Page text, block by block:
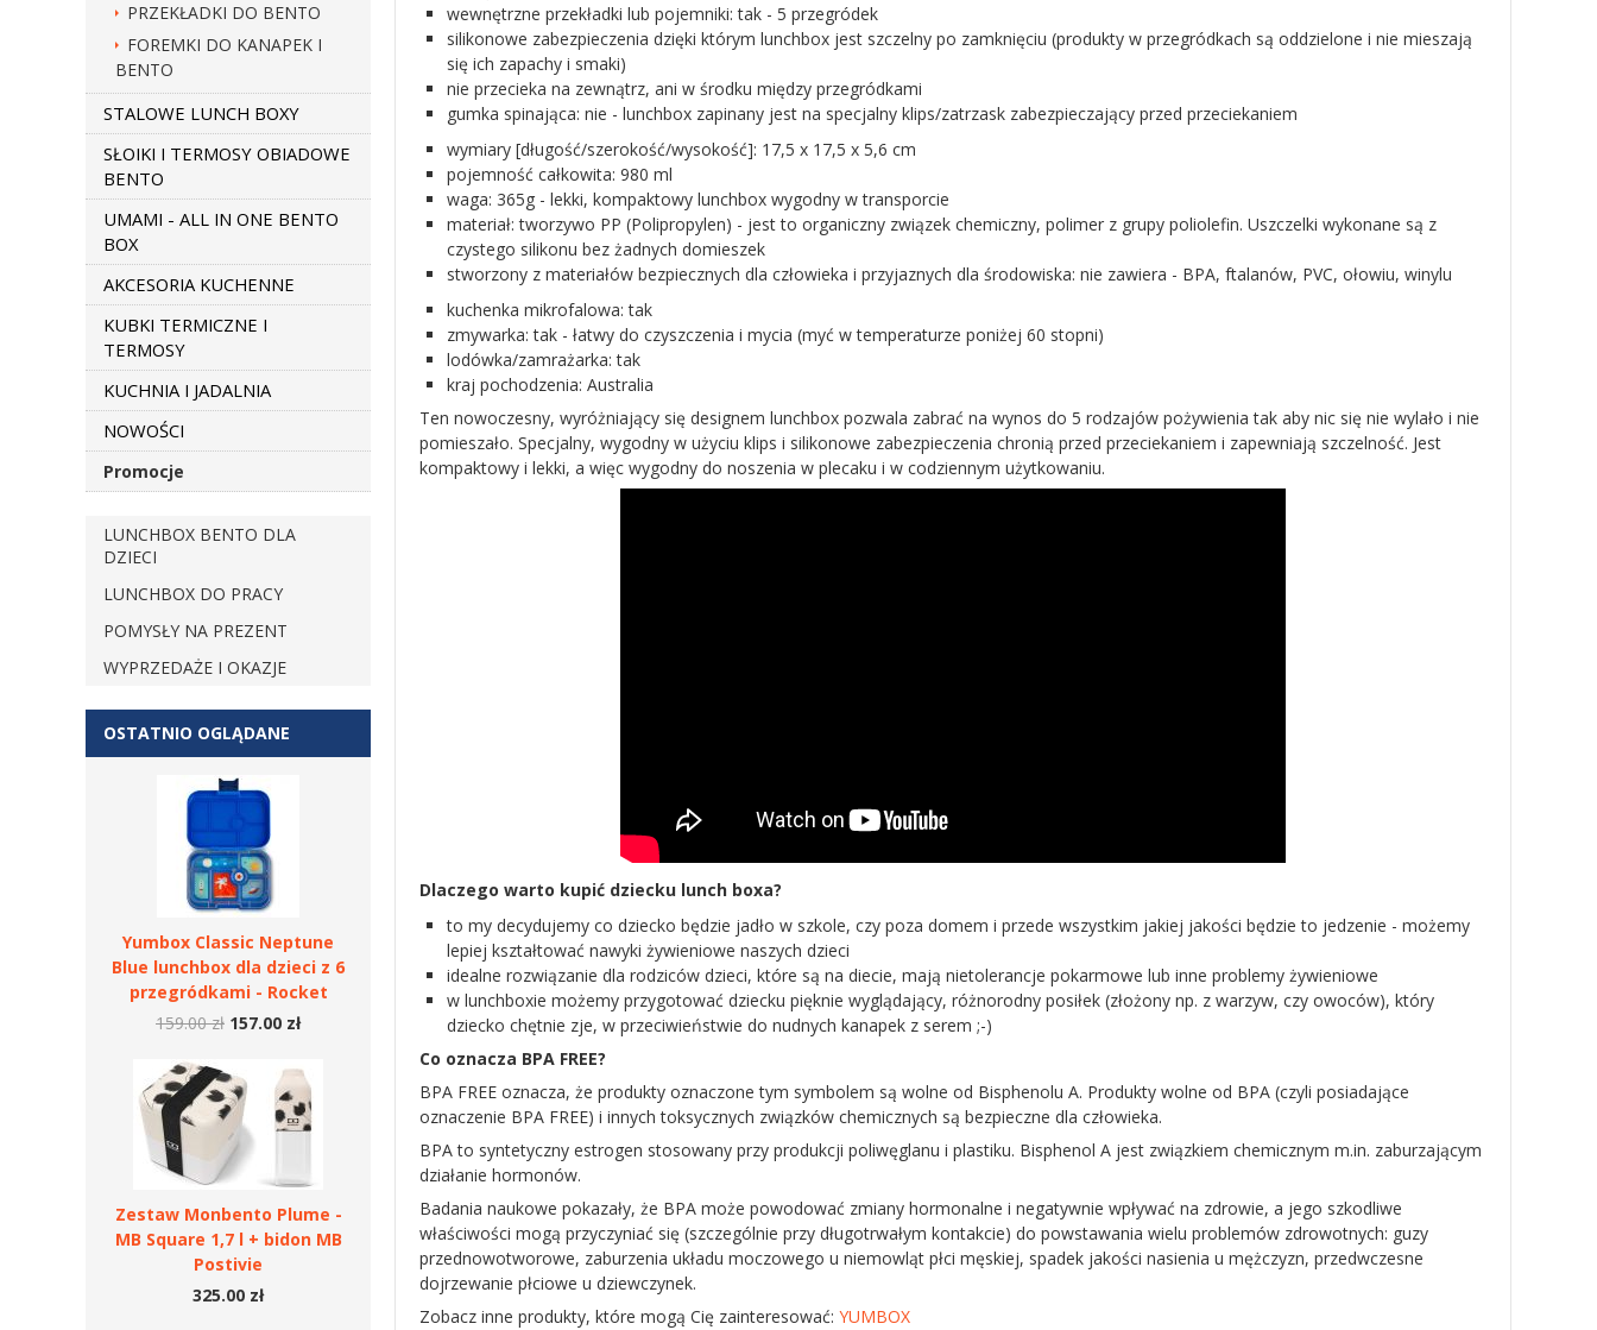
PRZEKŁADKI DO BENTO
FOREMKI DO KANAPEK I
BENTO
STALOWE LUNCH BOXY
SŁOIKI I TERMOSY OBIADOWE
BENTO
UMAMI - ALL IN ONE BENTO
BOX
AKCESORIA KUCHENNE
KUBKI TERMICZNE I
TERMOSY
KUCHNIA I JADALNIA
NOWOŚCI
Promocje
LUNCHBOX BENTO DLA
DZIECI
LUNCHBOX DO PRACY
POMYSŁY NA PREZENT
WYPRZEDAŻE I OKAZJE
wewnętrzne przekładki lub pojemniki: tak - 5 przegródek
silikonowe zabezpieczenia dzięki którym lunchbox jest szczelny po zamknięciu (produkty w przegródkach są oddzielone i nie mieszają
się ich zapachy i smaki)
nie przecieka na zewnątrz, ani w środku między przegródkami
gumka spinająca: nie - lunchbox zapinany jest na specjalny klips/zatrzask zabezpieczający przed przeciekaniem
wymiary [długość/szerokość/wysokość]: 17,5 x 17,5 x 5,6 cm
pojemność całkowita: 980 ml
waga: 365g - lekki, kompaktowy lunchbox wygodny w transporcie
materiał: tworzywo PP (Polipropylen) - jest to organiczny związek chemiczny, polimer z grupy poliolefin. Uszczelki wykonane są z
czystego silikonu bez żadnych domieszek
stworzony z materiałów bezpiecznych dla człowieka i przyjaznych dla środowiska: nie zawiera - BPA, ftalanów, PVC, ołowiu, winylu
kuchenka mikrofalowa: tak
zmywarka: tak - łatwy do czyszczenia i mycia (myć w temperaturze poniżej 60 stopni)
lodówka/zamrażarka: tak
kraj pochodzenia: Australia
Ten nowoczesny, wyróżniający się designem lunchbox pozwala zabrać na wynos do 5 rodzajów pożywienia tak aby nic się nie wylało i nie
pomieszało. Specjalny, wygodny w użyciu klips i silikonowe zabezpieczenia chronią przed przeciekaniem i zapewniają szczelność. Jest
kompaktowy i lekki, a więc wygodny do noszenia w plecaku i w codziennym użytkowaniu.
Dlaczego warto kupić dziecku lunch boxa?
to my decydujemy co dziecko będzie jadło w szkole, czy poza domem i przede wszystkim jakiej jakości będzie to jedzenie - możemy
lepiej kształtować nawyki żywieniowe naszych dzieci
idealne rozwiązanie dla rodziców dzieci, które są na diecie, mają nietolerancje pokarmowe lub inne problemy żywieniowe
w lunchboxie możemy przygotować dziecku pięknie wyglądający, różnorodny posiłek (złożony np. z warzyw, czy owoców), który
dziecko chętnie zje, w przeciwieństwie do nudnych kanapek z serem ;-)
Co oznacza BPA FREE?
BPA FREE oznacza, że produkty oznaczone tym symbolem są wolne od Bisphenolu A. Produkty wolne od BPA (czyli posiadające
oznaczenie BPA FREE) i innych toksycznych związków chemicznych są bezpieczne dla człowieka.
BPA to syntetyczny estrogen stosowany przy produkcji poliwęglanu i plastiku. Bisphenol A jest związkiem chemicznym m.in. zaburzającym
działanie hormonów.
Badania naukowe pokazały, że BPA może powodować zmiany hormonalne i negatywnie wpływać na zdrowie, a jego szkodliwe
właściwości mogą przyczyniać się (szczególnie przy długotrwałym kontakcie) do powstawania wielu problemów zdrowotnych: guzy
przednowotworowe, zaburzenia układu moczowego u niemowląt płci męskiej, spadek jakości nasienia u mężczyzn, przedwczesne
dojrzewanie płciowe u dziewczynek.
Zobacz inne produkty, które mogą Cię zainteresować: YUMBOX
OSTATNIO OGLĄDANE
Yumbox Classic Neptune
Blue lunchbox dla dzieci z 6
przegródkami - Rocket
159.00 zł 157.00 zł
Zestaw Monbento Plume -
MB Square 1,7 l + bidon MB
Postivie
325.00 zł